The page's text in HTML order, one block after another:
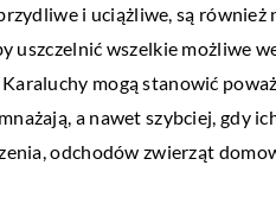
i uciążliwe, są
uszczelnić wszelkie możliwe
mogą stanowić
a nawet szybciej, gdy
odchodów zwierząt
uwagę. Wiele